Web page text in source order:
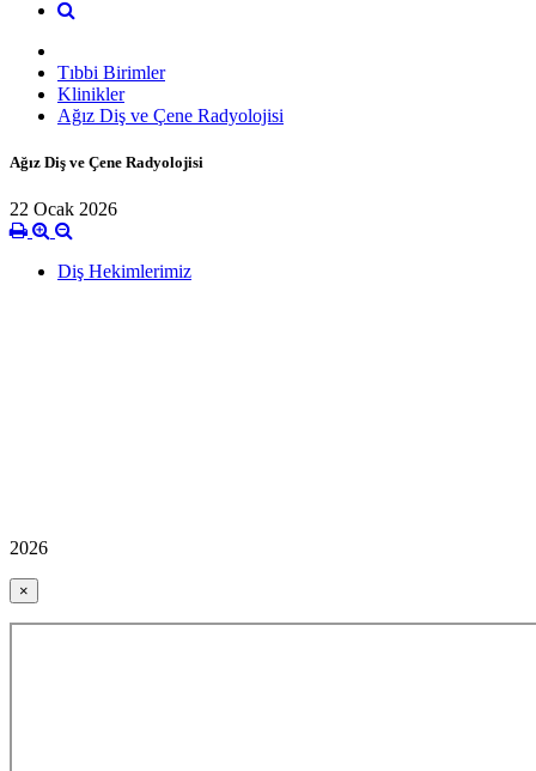
Tıbbi Birimler
Klinikler
Ağız Diş ve Çene Radyolojisi
Ağız Diş ve Çene Radyolojisi
22 Ocak 2026
Diş Hekimlerimiz
2026
×